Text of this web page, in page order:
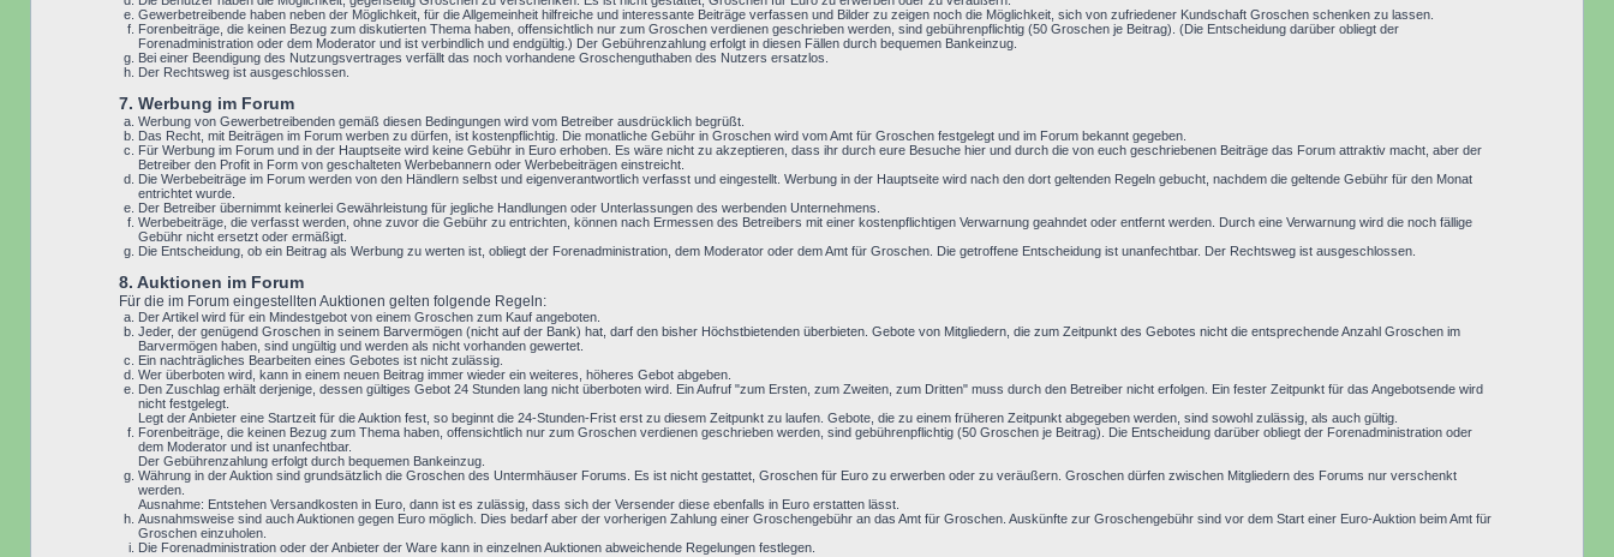
Gewerbetreibende haben neben der Möglichkeit, für die Allgemeinheit hilfreiche und interessante Beiträge verfassen und Bilder zu zeigen noch die Möglichkeit, sich von zufriedener Kundschaft Groschen schenken zu lassen.
Forenbeiträge, die keinen Bezug zum diskutierten Thema haben, offensichtlich nur zum Groschen verdienen geschrieben werden, sind gebührenpflichtig (50 Groschen je Beitrag). (Die Entscheidung darüber obliegt der
Forenadministration oder dem Moderator und ist verbindlich und endgültig.) Der Gebührenzahlung erfolgt in diesen Fällen durch bequemen Bankeinzug.
Bei einer Beendigung des Nutzungsvertrages verfällt das noch vorhandene Groschenguthaben des Nutzers ersatzlos.
Der Rechtsweg ist ausgeschlossen.
7. Werbung im Forum
Werbung von Gewerbetreibenden gemäß diesen Bedingungen wird vom Betreiber ausdrücklich begrüßt.
Das Recht, mit Beiträgen im Forum werben zu dürfen, ist kostenpflichtig. Die monatliche Gebühr in Groschen wird vom Amt für Groschen festgelegt und im Forum bekannt gegeben.
Für Werbung im Forum und in der Hauptseite wird keine Gebühr in Euro erhoben. Es wäre nicht zu akzeptieren, dass ihr durch eure Besuche hier und durch die von euch geschriebenen Beiträge das Forum attraktiv macht, aber der
Betreiber den Profit in Form von geschalteten Werbebannern oder Werbebeiträgen einstreicht.
Die Werbebeiträge im Forum werden von den Händlern selbst und eigenverantwortlich verfasst und eingestellt. Werbung in der Hauptseite wird nach den dort geltenden Regeln gebucht, nachdem die geltende Gebühr für den Monat
entrichtet wurde.
Der Betreiber übernimmt keinerlei Gewährleistung für jegliche Handlungen oder Unterlassungen des werbenden Unternehmens.
Werbebeiträge, die verfasst werden, ohne zuvor die Gebühr zu entrichten, können nach Ermessen des Betreibers mit einer kostenpflichtigen Verwarnung geahndet oder entfernt werden. Durch eine Verwarnung wird die noch fällige
Gebühr nicht ersetzt oder ermäßigt.
Die Entscheidung, ob ein Beitrag als Werbung zu werten ist, obliegt der Forenadministration, dem Moderator oder dem Amt für Groschen. Die getroffene Entscheidung ist unanfechtbar. Der Rechtsweg ist ausgeschlossen.
8. Auktionen im Forum
Für die im Forum eingestellten Auktionen gelten folgende Regeln:
Der Artikel wird für ein Mindestgebot von einem Groschen zum Kauf angeboten.
Jeder, der genügend Groschen in seinem Barvermögen (nicht auf der Bank) hat, darf den bisher Höchstbietenden überbieten. Gebote von Mitgliedern, die zum Zeitpunkt des Gebotes nicht die entsprechende Anzahl Groschen im
Barvermögen haben, sind ungültig und werden als nicht vorhanden gewertet.
Ein nachträgliches Bearbeiten eines Gebotes ist nicht zulässig.
Wer überboten wird, kann in einem neuen Beitrag immer wieder ein weiteres, höheres Gebot abgeben.
Den Zuschlag erhält derjenige, dessen gültiges Gebot 24 Stunden lang nicht überboten wird. Ein Aufruf "zum Ersten, zum Zweiten, zum Dritten" muss durch den Betreiber nicht erfolgen. Ein fester Zeitpunkt für das Angebotsende wird
nicht festgelegt.
Legt der Anbieter eine Startzeit für die Auktion fest, so beginnt die 24-Stunden-Frist erst zu diesem Zeitpunkt zu laufen. Gebote, die zu einem früheren Zeitpunkt abgegeben werden, sind sowohl zulässig, als auch gültig.
Forenbeiträge, die keinen Bezug zum Thema haben, offensichtlich nur zum Groschen verdienen geschrieben werden, sind gebührenpflichtig (50 Groschen je Beitrag). Die Entscheidung darüber obliegt der Forenadministration oder
dem Moderator und ist unanfechtbar.
Der Gebührenzahlung erfolgt durch bequemen Bankeinzug.
Währung in der Auktion sind grundsätzlich die Groschen des Untermhäuser Forums. Es ist nicht gestattet, Groschen für Euro zu erwerben oder zu veräußern. Groschen dürfen zwischen Mitgliedern des Forums nur verschenkt
werden.
Ausnahme: Entstehen Versandkosten in Euro, dann ist es zulässig, dass sich der Versender diese ebenfalls in Euro erstatten lässt.
Ausnahmsweise sind auch Auktionen gegen Euro möglich. Dies bedarf aber der vorherigen Zahlung einer Groschengebühr an das Amt für Groschen. Auskünfte zur Groschengebühr sind vor dem Start einer Euro-Auktion beim Amt für
Groschen einzuholen.
Die Forenadministration oder der Anbieter der Ware kann in einzelnen Auktionen abweichende Regelungen festlegen.